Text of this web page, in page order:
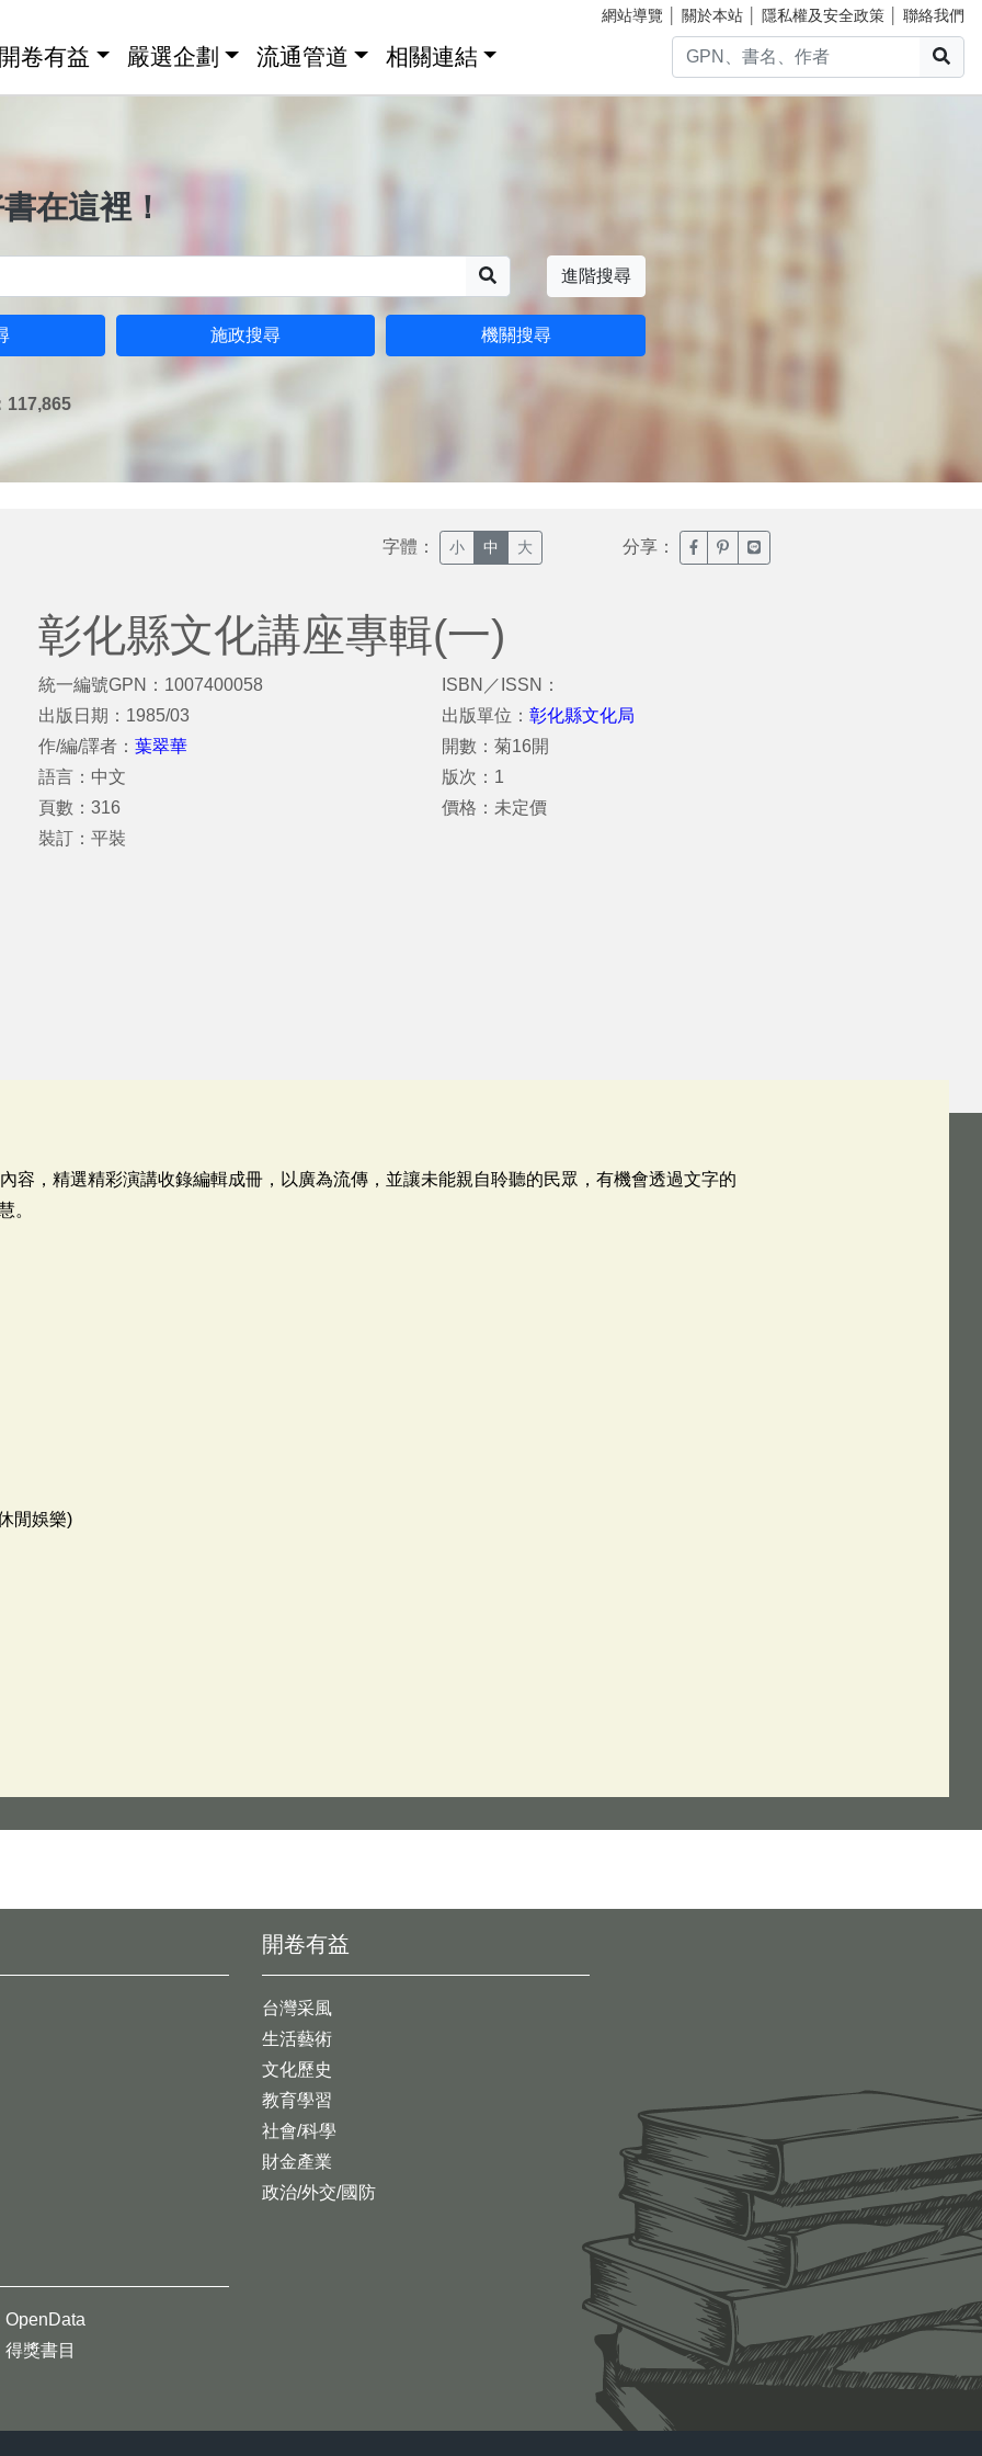
網站導覽 關於本站 隱私權及安全政策 聯絡我們
卷有益 嚴選企劃 流通管道 相關連結
在這裡！
進階搜尋
施政搜尋 機關搜尋
117,865
字體： 小 中 大 分享： 臉書分享(另開新視窗)
噗浪分享(另開新視窗)
Line分享(另開新視窗)
彰化縣文化講座專輯(一)
統一編號GPN：1007400058
出版日期：1985/03
作/編/譯者： 葉翠華
語言：中文
頁數：316
裝訂：平裝
ISBN／ISSN：
出版單位：彰化縣文化局
開數：菊16開
版次：1
價格：未定價
容，精選精彩演講收錄編輯成冊，以廣為流傳，並讓未能親自聆聽的民眾，有機會透過文字的
。
閒娛樂)
開卷有益
台灣采風
生活藝術
文化歷史
教育學習
社會/科學
財金產業
政治/外交/國防
OpenData
得獎書目